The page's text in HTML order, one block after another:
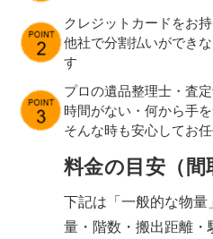
クレジットカードをお
他社で分割払いができ
す
プロの遺品整理士・査
時間がない・何から手
そんな時も安心してお任
料金の目安（間
下記は「一般的な物量
量・階数・搬出距離・